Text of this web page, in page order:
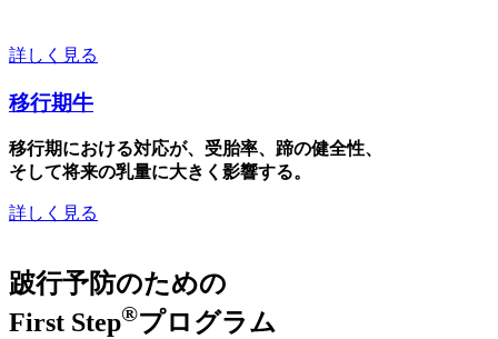
詳しく見る
移行期牛
移行期における対応が、受胎率、蹄の健全性、
そして将来の乳量に大きく影響する。
詳しく見る
跛行予防のための
First Step®プログラム